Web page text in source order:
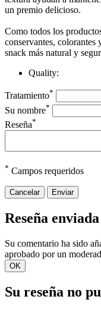
un premio delicioso.
Como todos los
conservantes,
snack más natural y
Quality:
Tratamiento*
Su nombre*
Reseña*
* Campos requeridos
Cancelar Enviar
Reseña enviada
Su comentario ha sido
aprobado por un
OK
Su reseña no